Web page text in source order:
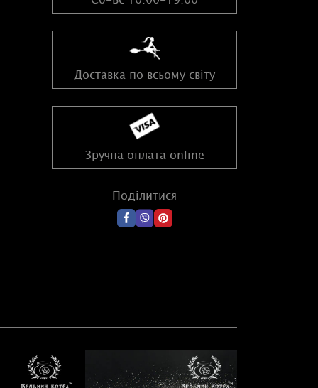
Доставка по всьому світу
Зручна оплата online
Поділитися